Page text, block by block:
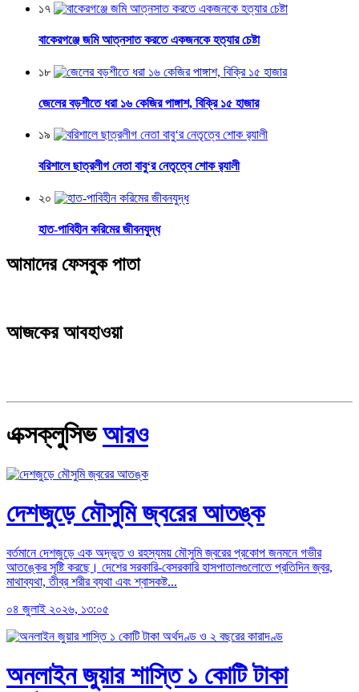
১৭
বাকেরগঞ্জে জমি আত্নসাত করতে একজনকে হত্যার চেষ্টা
১৮
জেলের বড়শীতে ধরা ১৬ কেজির পাঙ্গাশ, বিক্রি ১৫ হাজার
১৯
বরিশালে ছাত্রলীগ নেতা বাবু‘র নেতৃত্বে শোক র‌্যালী
২০
হাত-পাবিহীন করিমের জীবনযুদ্ধ
আমাদের ফেসবুক পাতা
আজকের আবহাওয়া
এক্সক্লুসিভআরও
দেশজুড়ে মৌসুমি জ্বরের আতঙ্ক
বর্তমানে দেশজুড়ে এক অদ্ভুত ও রহস্যময় মৌসুমি জ্বরের প্রকোপ জনমনে গভীর
আতঙ্কের সৃষ্টি করছে। দেশের সরকারি-বেসরকারি হাসপাতালগুলোতে প্রতিদিন জ্বর,
মাথাব্যথা, তীব্র শরীর ব্যথা এবং শ্বাসকষ্ট...
০৪ জুলাই ২০২৬, ১৩:০৫
অনলাইন জুয়ার শাস্তি ১ কোটি টাকা